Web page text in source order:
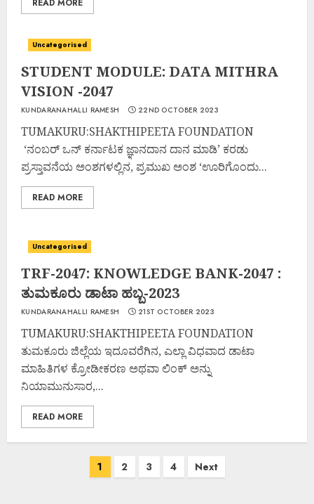
READ MORE
Uncategorised
STUDENT MODULE: DATA MITHRA
VISION -2047
KUNDARANAHALLI RAMESH 22ND OCTOBER 2023
TUMAKURU:SHAKTHIPEETA FOUNDATION
‘ನಂಬರ್ ಒನ್ ಕರ್ನಾಟಕ ಜ್ಞಾನದಾನ ದಾನ ಮಾಡಿ’ ಕರಡು
ಪ್ರಸ್ತಾವನೆಯ ಅಂಶಗಳಲ್ಲಿನ, ಪ್ರಮುಖ ಅಂಶ ‘ಊರಿಗೊಂದು...
READ MORE
Uncategorised
TRF-2047: KNOWLEDGE BANK-2047 :
ತುಮಕೂರು ಡಾಟಾ ಹಬ್ಬ-2023
KUNDARANAHALLI RAMESH 21ST OCTOBER 2023
TUMAKURU:SHAKTHIPEETA FOUNDATION
ತುಮಕೂರು ಜಿಲ್ಲೆಯ ಇದೂವರೆಗಿನ, ಎಲ್ಲಾ ವಿಧವಾದ ಡಾಟಾ
ಮಾಹಿತಿಗಳ ಕ್ರೋಡೀಕರಣ ಅಥವಾ ಲಿಂಕ್ ಅನ್ನು
ನಿಯಾಮುನುಸಾರ,...
READ MORE
1 2 3 4 Next